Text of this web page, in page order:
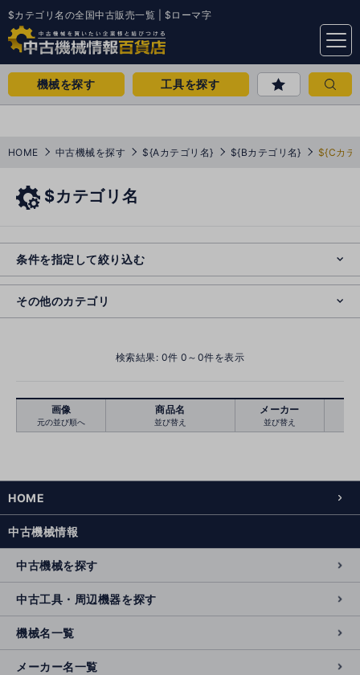
$カテゴリ名の全国中古販売一覧 | $ローマ字
menu
機械を探す 工具を探す
HOME 中古機械を探す ${Aカテゴリ名} ${Bカテゴリ名} ${Cカテ
$カテゴリ名
条件を指定して絞り込む
絞り込む クリア
その他のカテゴリ
o
s
e
検索結果: 0件 0～0件を表示
画像
元の並び順へ
商品名
並び替え
メーカー
並び替え
HOME
中古機械情報
中古機械を探す
中古工具・周辺機器を探す
機械名一覧
メーカー名一覧